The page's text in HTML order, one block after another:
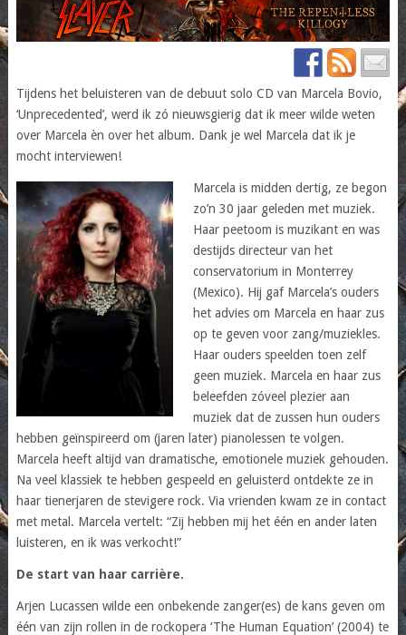
Tijdens het beluisteren van de debuut solo CD van Marcela Bovio,
‘Unprecedented’, werd ik zó nieuwsgierig dat ik meer wilde weten
over Marcela èn over het album. Dank je wel Marcela dat ik je
mocht interviewen!
Marcela is midden dertig, ze begon
zo’n 30 jaar geleden met muziek.
Haar peetoom is muzikant en was
destijds directeur van het
conservatorium in Monterrey
(Mexico). Hij gaf Marcela’s ouders
het advies om Marcela en haar zus
op te geven voor zang/muziekles.
Haar ouders speelden toen zelf
geen muziek. Marcela en haar zus
beleefden zóveel plezier aan
muziek dat de zussen hun ouders
hebben geïnspireerd om (jaren later) pianolessen te volgen.
Marcela heeft altijd van dramatische, emotionele muziek gehouden.
Na veel klassiek te hebben gespeeld en geluisterd ontdekte ze in
haar tienerjaren de stevigere rock. Via vrienden kwam ze in contact
met metal. Marcela vertelt: “Zij hebben mij het één en ander laten
luisteren, en ik was verkocht!”
De start van haar carrière.
Arjen Lucassen wilde een onbekende zanger(es) de kans geven om
één van zijn rollen in de rockopera ‘The Human Equation’ (2004) te